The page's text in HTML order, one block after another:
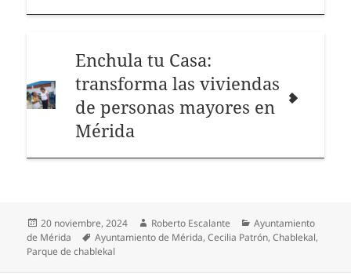
Enchula tu Casa:
transforma las viviendas
de personas mayores en
Mérida
Publicado
el
20 noviembre, 2024 Autor
Roberto Escalante Categorías
Ayuntamiento
de Mérida
Etiquetas
Ayuntamiento de Mérida,Cecilia Patrón,Chablekal,
Parque de chablekal